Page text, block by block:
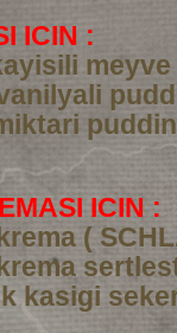
ICIN :
ICIN :
(
kasigi